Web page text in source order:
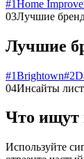
#1Home
03Лучшие
Лучшие
#1Brightown#2
04Инсайты
Что ищут
Используйте